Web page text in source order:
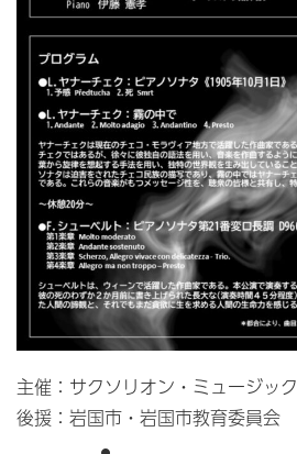
主催：サクソリオン・ミュージック
後援：岩国市・岩国市教育委員会